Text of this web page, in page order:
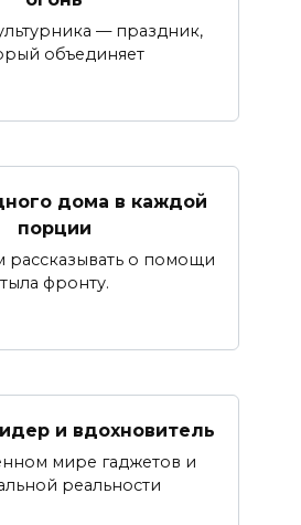
— праздник,
объединяет
дома в каждой
порции
о помощи
тыла фронту.
и вдохновитель
мире гаджетов и
реальности